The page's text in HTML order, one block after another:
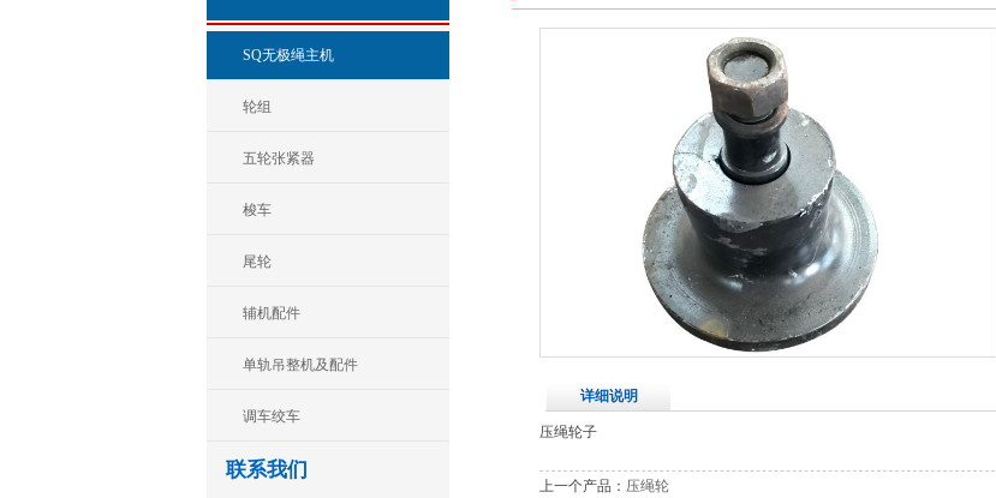
SQ无极绳主机
轮组
五轮张紧器
梭车
尾轮
辅机配件
单轨吊整机及配件
调车绞车
联系我们
详细说明
压绳轮子
上一个产品： 压绳轮